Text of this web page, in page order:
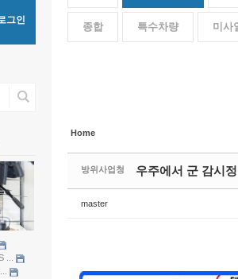
...
종합 특수차량 미사
Home
방위사업청 우주에서 군 감시
master